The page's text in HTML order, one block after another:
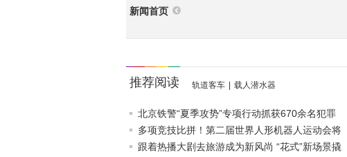
新闻首页
推荐阅读 轨道客车 载人潜水器
北京铁警“夏季攻势”专项行动抓获670余名犯罪
嫌疑人
多项竞技比拼！第二届世界人形机器人运动会将
于22日开赛
跟着热播大剧去旅游成为新风尚 “花式”新场景撬